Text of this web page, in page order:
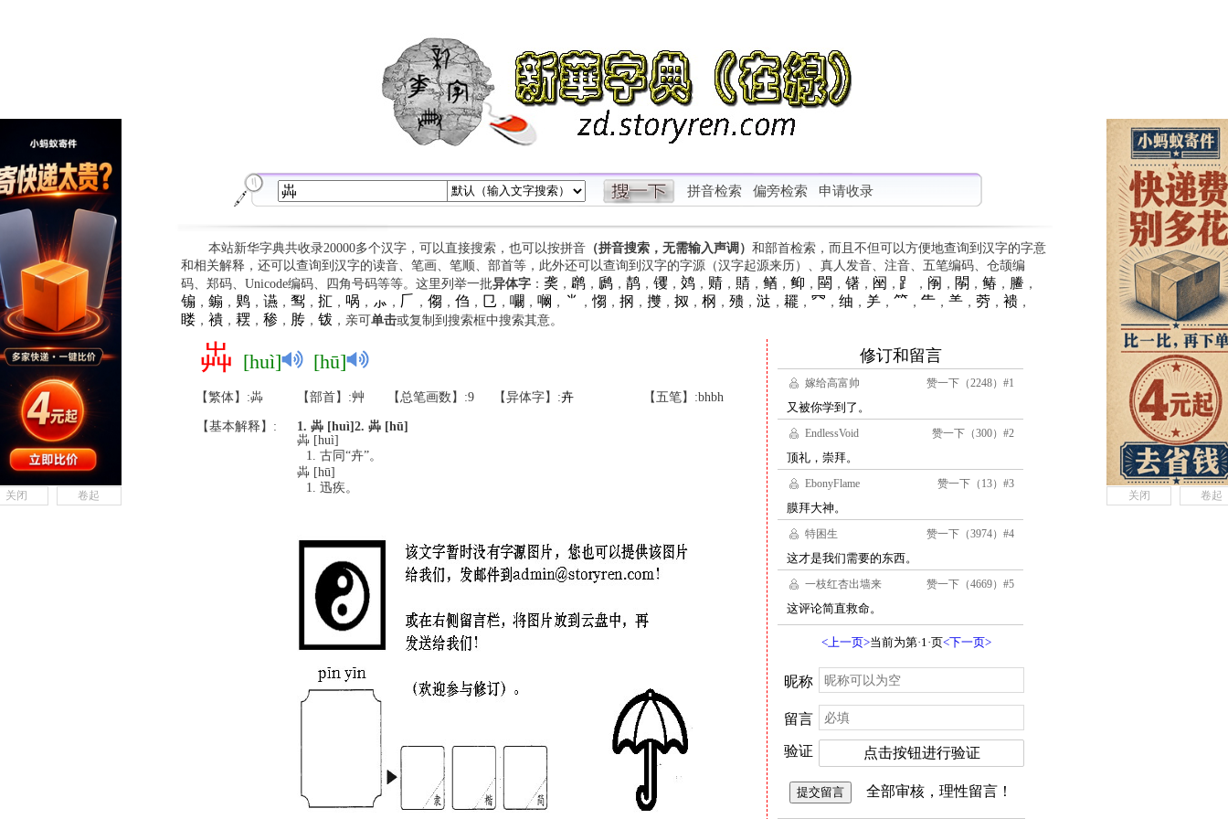
拼音检索 偏旁检索 申请收录
本站新华字典共收录20000多个汉字，可以直接搜索，也可以按拼音（拼音搜索，无需输入声调） 和部首检索，而且不但可以方便地查询到汉字的字意
和相关解释，还可以查询到汉字的读音、笔画、笔顺、部首等，此外还可以查询到汉字的字源（汉字起源来历）、真人发音、注音、五笔编码、仓颉编
码、郑码、Unicode编码、四角号码等等。这里列举一批异体字： 䶮 ， 䴙， 䴘， 䴖， 䦆， 䴔， 䞍， 䝼， 䲡 ， 䲟 ， 䦟 ， 䦃， 䦷 ， ⻊ ， 䦶 ， 䦛 ， 䲠 ， 䲢 ，
䦂 ， 䥇 ， 䴗， 䜩， 䴕， 㧟 ， 㖞 ， ⺗ ， 𠂆 ， 㑳 ， 㑇 ， 㔾 ， 㘚 ， 㘎 ， ⺌ ， 㥮 ， 㧏 ， 㩳， 㧐 ， 㭎 ， 㱮， 㳠 ， 䎱 ， ⺳ ， 䌷 ， ⺶， ⺮ ， ⺧， ⺷， 䓖， 䙌，
䁖， 䙡， 䎬 ， 䅟， 䏝， 䥽，亲可单击或复制到搜索框中搜索其意。
芔 [huì] [hū]
【繁体】:芔 【部首】:艸 【总笔画数】:9 【异体字】:卉 【五笔】:bhbh
【基本解释】: 1. 芔 [huì] 2. 芔 [hū]
芔 [huì]
古同“卉”。
芔 [hū]
迅疾。
关闭 卷起 关闭 卷起